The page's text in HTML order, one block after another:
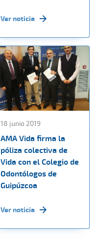
Ver noticia
18 junio 2019
AMA Vida firma la
póliza colectiva de
Vida con el Colegio de
Odontólogos de
Guipúzcoa
Ver noticia